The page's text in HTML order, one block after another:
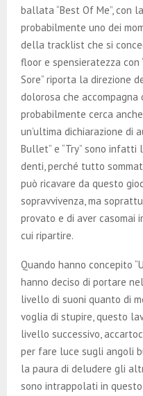
ballata “Best Of Me”, con
probabilmente uno dei
della tracklist che si
floor e spensieratezza con
Sore” riporta la direzione
dolorosa che accompagna
probabilmente cerca
un’ultima dichiarazione di
Bullet” e “Try” sono
denti, perché tutto
può ricavare da questo
sopravvivenza, ma
provato e di aver casomai
cui ripartire.
Quando hanno concepito
hanno deciso di portare
livello di suoni quanto di
voglia di stupire, questo
livello successivo,
per fare luce sugli angoli
la paura di deludere gli
sono intrappolati in